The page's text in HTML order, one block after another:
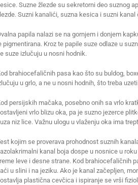
Suzne žlezde su sekretorni deo suznog
Suzni kanalići, suzna kesica i suzni
papila nalazi se na gornjem i donjem
pigmentirana. Kroz te papile suze odlaze u
suze izlučuju u nosni hodnik.
brahiocefaličnih pasa kao što su buldog,
u grlo, a ne u nosni hodnih, što treba
persijskih mačaka, posebno onih sa vrlo
vrlo blizu oka, pa je suzno jezerce
niz lice. Važnu ulogu u vlaženju oka ima
kojim se proverava prohodnost suznih
kanal boja dospe u nosnice u
leve i desne strane. Kod brahiocefaličnih
u slini i na jeziku. Ako je kanal začepljen,
plastična cevčica i ispiranje se vrši